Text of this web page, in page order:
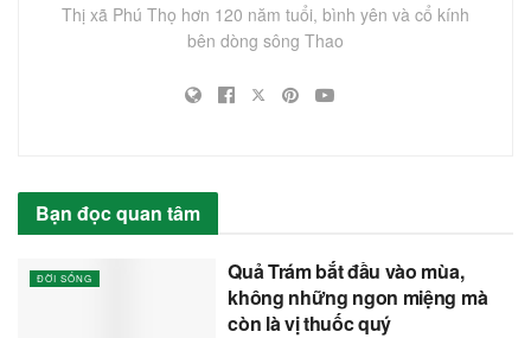
Thị xã Phú Thọ hơn 120 năm tuổi, bình yên và cổ kính
bên dòng sông Thao
Bạn đọc quan tâm
ĐỜI SỐNG
Quả Trám bắt đầu vào mùa,
không những ngon miệng mà
còn là vị thuốc quý